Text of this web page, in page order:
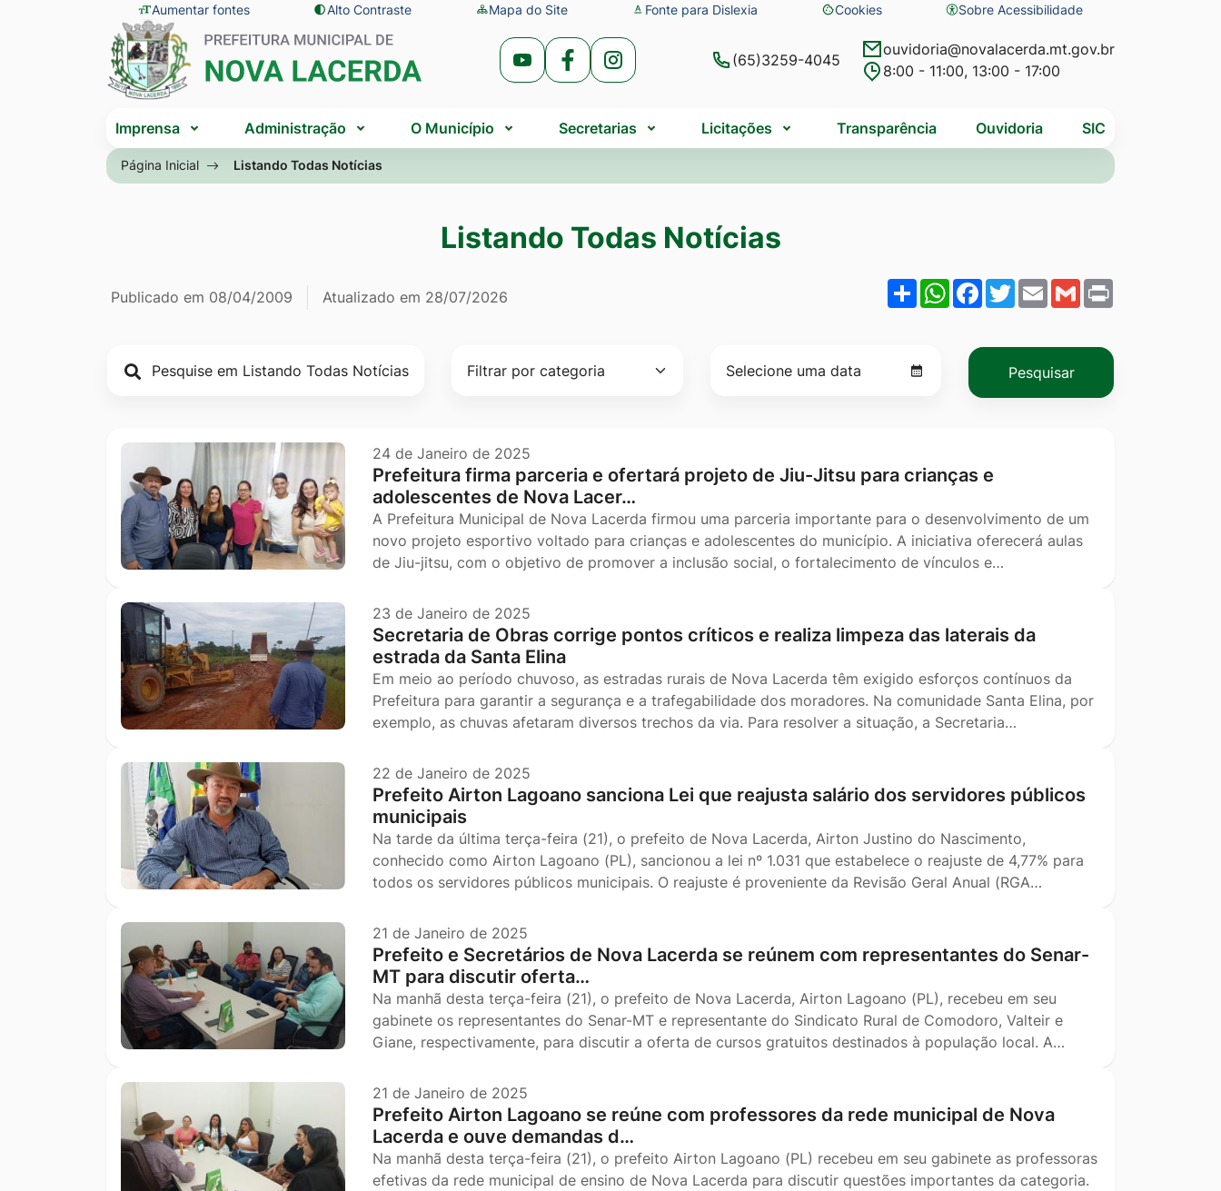
Seção
de
atalhos
e
links
de
acessibilidade
para
o
conteúdo
[alt+1]
Ir
para
busca
para
rodapé
[alt+4]
Aumentar fontes Alto Contraste Mapa do Site Fonte para Dislexia Cookies
Abrir
preferências
de
Sobre Acessibilidade
Seção
do
menu
Acessar
Rede
Social
Youtube
Acessar
Rede
Social
Facebook
Acessar
Rede
Social
Instagram
(65)3259-4045
ouvidoria@novalacerda.mt.gov.br
8:00 - 11:00, 13:00 - 17:00
menu
Imprensa Administração O Município Secretarias Licitações Transparência Ouvidoria SIC
Página Inicial Listando Todas Notícias
Listando Todas Notícias
Página Listando Todas Notícias
Informações
de
publicação
Publicado em 08/04/2009 Atualizado em 28/07/2026 ShareWhatsApp
Facebook
Twitter
EmailGmail
Pesquisar
24 de Janeiro de 2025
Prefeitura firma parceria e ofertará projeto de Jiu-Jitsu para crianças e
adolescentes de Nova Lacer…
A Prefeitura Municipal de Nova Lacerda firmou uma parceria importante para o desenvolvimento de um
novo projeto esportivo voltado para crianças e adolescentes do município. A iniciativa oferecerá aulas
de Jiu-jitsu, com o objetivo de promover a inclusão social, o fortalecimento de vínculos e…
23 de Janeiro de 2025
Secretaria de Obras corrige pontos críticos e realiza limpeza das laterais da
estrada da Santa Elina
Em meio ao período chuvoso, as estradas rurais de Nova Lacerda têm exigido esforços contínuos da
Prefeitura para garantir a segurança e a trafegabilidade dos moradores. Na comunidade Santa Elina, por
exemplo, as chuvas afetaram diversos trechos da via. Para resolver a situação, a Secretaria…
22 de Janeiro de 2025
Prefeito Airton Lagoano sanciona Lei que reajusta salário dos servidores públicos
municipais
Na tarde da última terça-feira (21), o prefeito de Nova Lacerda, Airton Justino do Nascimento,
conhecido como Airton Lagoano (PL), sancionou a lei nº 1.031 que estabelece o reajuste de 4,77% para
todos os servidores públicos municipais. O reajuste é proveniente da Revisão Geral Anual (RGA…
21 de Janeiro de 2025
Prefeito e Secretários de Nova Lacerda se reúnem com representantes do Senar-
MT para discutir oferta…
Na manhã desta terça-feira (21), o prefeito de Nova Lacerda, Airton Lagoano (PL), recebeu em seu
gabinete os representantes do Senar-MT e representante do Sindicato Rural de Comodoro, Valteir e
Giane, respectivamente, para discutir a oferta de cursos gratuitos destinados à população local. A…
21 de Janeiro de 2025
Prefeito Airton Lagoano se reúne com professores da rede municipal de Nova
Lacerda e ouve demandas d…
Na manhã desta terça-feira (21), o prefeito Airton Lagoano (PL) recebeu em seu gabinete as professoras
efetivas da rede municipal de ensino de Nova Lacerda para discutir questões importantes da categoria.